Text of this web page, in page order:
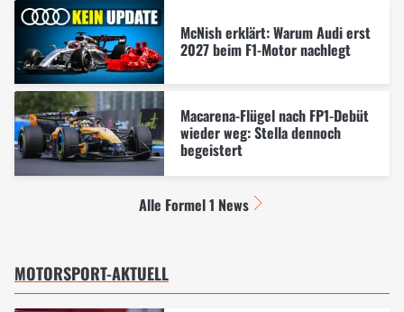
McNish erklärt: Warum Audi erst
2027 beim F1-Motor nachlegt
Macarena-Flügel nach FP1-Debüt
wieder weg: Stella dennoch
begeistert
Alle Formel 1 News
MOTORSPORT-AKTUELL